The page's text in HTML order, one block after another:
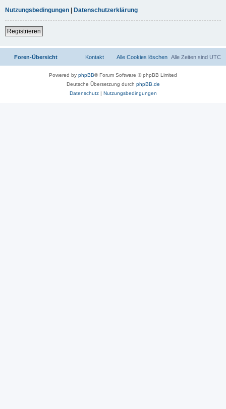
Nutzungsbedingungen | Datenschutzerklärung
Registrieren
Foren-Übersicht Alle Zeiten sind UTC
Alle Cookies löschen
Kontakt
Powered by phpBB® Forum Software © phpBB Limited
Deutsche Übersetzung durch phpBB.de
Datenschutz| Nutzungsbedingungen